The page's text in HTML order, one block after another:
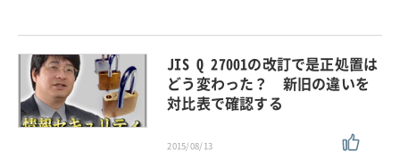
JIS Q 27001の改訂で是正処置は
どう変わった？ 新旧の違いを
対比表で確認する
2015/08/13